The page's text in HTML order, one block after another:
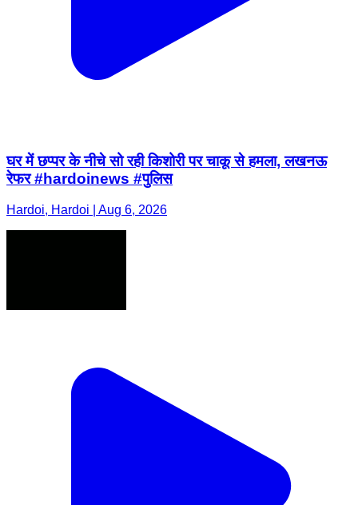
घर में छप्पर के नीचे सो रही किशोरी पर चाकू से हमला, लखनऊ
रेफर #hardoinews #पुलिस
Hardoi, Hardoi | Aug 6, 2026